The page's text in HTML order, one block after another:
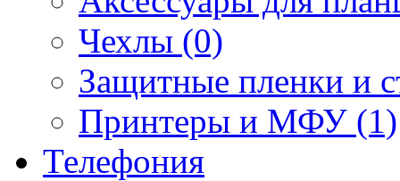
Чехлы (0)
Защитные пленки и
Принтеры и МФУ (1)
Телефония